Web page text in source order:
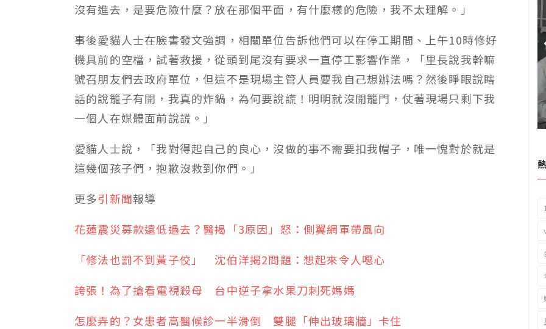
沒有進去，是要危險什麼？放在那個平面，有什麼樣的危險，我不太理解。」
事後愛貓人士在臉書發文強調，相關單位告訴他們可以在停工期間、上午10時修好
機具前的空檔，試著救援，從頭到尾沒有要求一直停工影響作業，「里長說我幹嘛
號召朋友們去政府單位，但這不是現場主管人員要我自己想辦法嗎？然後睜眼說瞎
話的說籠子有開，我真的炸鍋，為何要說謊！明明就沒開籠門，仗著現場只剩下我
一個人在媒體面前說謊。」
愛貓人士說，「我對得起自己的良心，沒做的事不需要扣我帽子，唯一愧對於就是
這幾個孩子們，抱歉沒救到你們。」
更多引新聞報導
花蓮震災募款遠低過去？醫揭「3原因」怒：側翼網軍帶風向
「修法也罰不到黃子佼」 沈伯洋揭2問題：想起來令人噁心
誇張！為了搶看電視殺母 台中逆子拿水果刀刺死媽媽
怎麼弄的？女患者高醫候診一半滑倒 雙腿「伸出玻璃牆」卡住